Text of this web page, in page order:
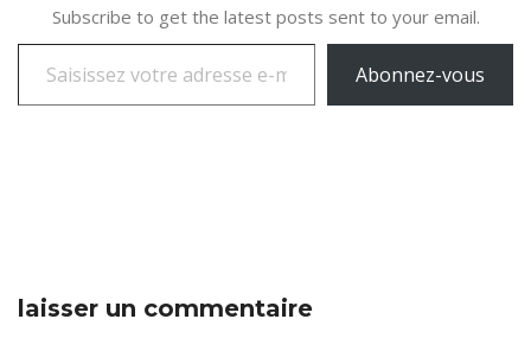
Subscribe to get the latest posts sent to your email.
Abonnez-vous
laisser un commentaire